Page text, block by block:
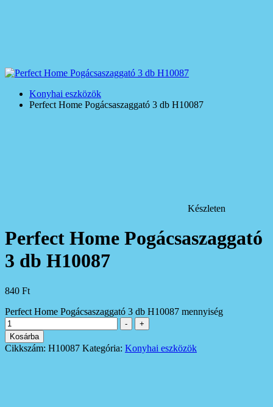
Konyhai eszközök
Perfect Home Pogácsaszaggató 3 db H10087
Készleten
Perfect Home Pogácsaszaggató
3 db H10087
840 Ft
Perfect Home Pogácsaszaggató 3 db H10087 mennyiség
-
+
Kosárba
Cikkszám: H10087 Kategória: Konyhai eszközök